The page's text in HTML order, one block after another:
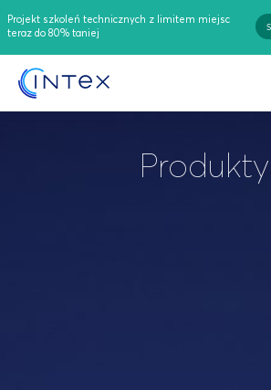
Projekt szkoleń technicznych z limitem miejsc
teraz do 80% taniej
Produkty